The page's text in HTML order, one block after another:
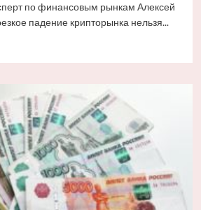
по финансовым рынкам Алексей
падение крипторынка нельзя...